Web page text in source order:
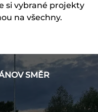
si vybrané projekty
na všechny.
SMĚR